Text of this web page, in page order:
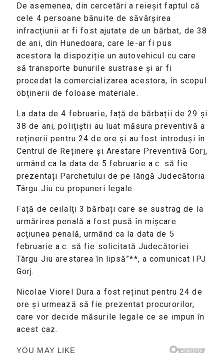
De asemenea, din cercetări a reieșit faptul că
cele 4 persoane bănuite de săvârșirea
infracțiunii ar fi fost ajutate de un bărbat, de 38
de ani, din Hunedoara, care le-ar fi pus
acestora la dispoziție un autovehicul cu care
să transporte bunurile sustrase și ar fi
procedat la comercializarea acestora, în scopul
obținerii de foloase materiale.
La data de 4 februarie, față de bărbații de 29 și
38 de ani, polițiștii au luat măsura preventivă a
reținerii pentru 24 de ore și au fost introduși în
Centrul de Reținere și Arestare Preventivă Gorj,
urmând ca la data de 5 februarie a.c. să fie
prezentați Parchetului de pe lângă Judecătoria
Târgu Jiu cu propuneri legale.
Față de ceilalți 3 bărbați care se sustrag de la
urmărirea penală a fost pusă în mișcare
acțiunea penală, urmând ca la data de 5
februarie a.c. să fie solicitată Judecătoriei
Târgu Jiu arestarea în lipsă”**, a comunicat IPJ
Gorj.
Nicolae Viorel Dura a fost reținut pentru 24 de
ore și urmează să fie prezentat procurorilor,
care vor decide măsurile legale ce se impun în
acest caz.